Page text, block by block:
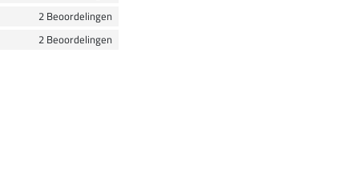
2 Beoordelingen
2 Beoordelingen